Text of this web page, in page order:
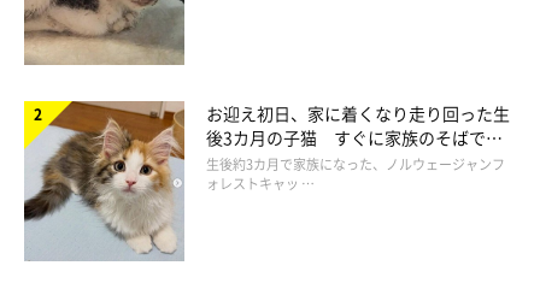
お迎え初日、家に着くなり走り回った生
後3カ月の子猫 すぐに家族のそばで落
ち着く姿に「迎えてよかった」
生後約3カ月で家族になった、ノルウェージャンフ
ォレストキャッ …